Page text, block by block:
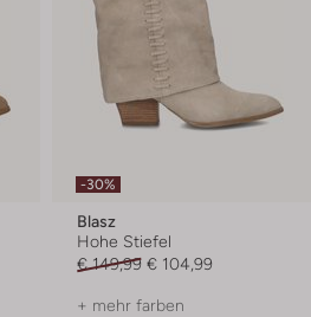
-30%
Blasz
Hohe Stiefel
€ 149,99 € 104,99
+ mehr farben